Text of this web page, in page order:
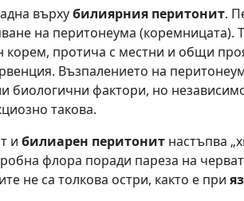
върхубилиярния перитонит.
на перитонеума (коремницата).
корем, протича с местни и общи
Възпалението на
биологични фактори, но
такова.
и билиарен перитонит настъпва
флора поради пареза на
не са толкова остри, както е при